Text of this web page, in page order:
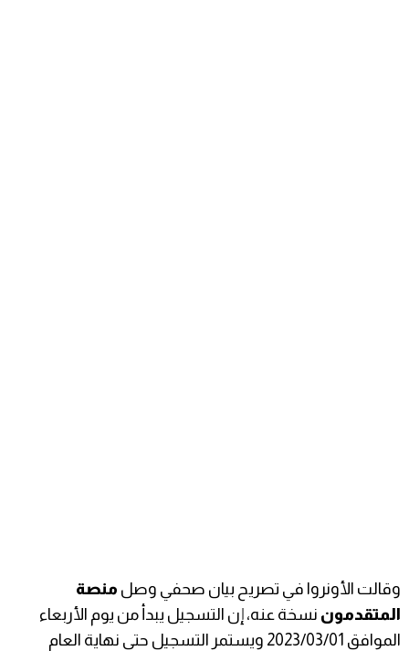
وقالت الأونروا في تصريح بيان صحفي وصل منصة
المتقدمون نسخة عنه، إن التسجيل يبدأ من يوم الأربعاء
الموافق 2023/03/01 ويستمر التسجيل حتى نهاية العام